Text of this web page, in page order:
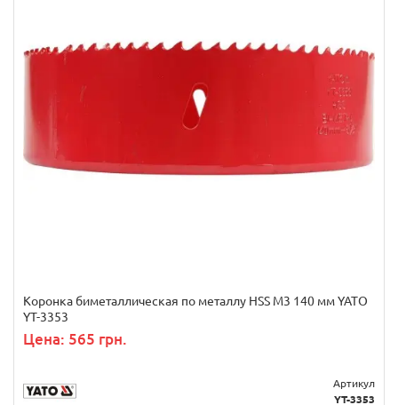
Коронка биметаллическая по металлу HSS M3 140 мм YATO
YT-3353
Цена: 565 грн.
Артикул
YT-3353